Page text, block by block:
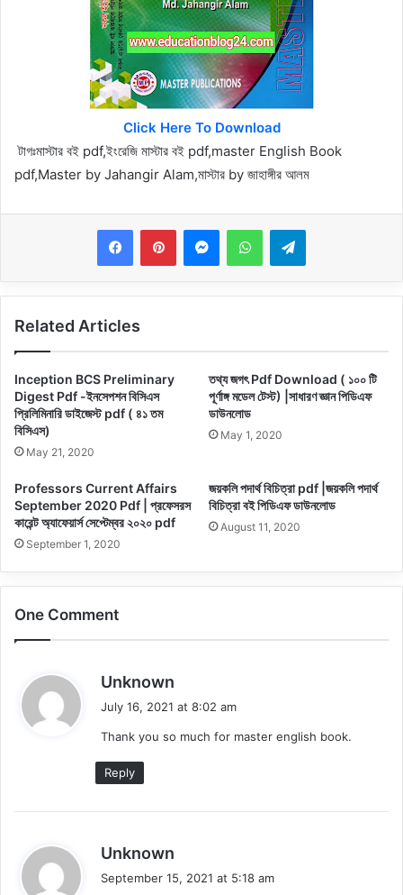
Click Here To Download
টাগঃমাস্টার বই pdf,ইংরেজি মাস্টার বই pdf,master English Book
pdf,Master by Jahangir Alam,মাস্টার by জাহাঙ্গীর আলম
MessengerWhatsAppTelegram
Related Articles
Inception BCS Preliminary
Digest Pdf -ইনসেপশন বিসিএস
প্রিলিমিনারি ডাইজেস্ট pdf ( ৪১ তম
বিসিএস)
May 21, 2020
তথ্য জগৎ Pdf Download ( ১০০ টি
পূর্ণাঙ্গ মডেল টেস্ট) |সাধারণ জ্ঞান পিডিএফ
ডাউনলোড
May 1, 2020
Professors Current Affairs
September 2020 Pdf | প্রফেসরস
কারেন্ট অ্যাফেয়ার্স সেপ্টেম্বর ২০২০ pdf
September 1, 2020
জয়কলি পদার্থ বিচিত্রা pdf |জয়কলি পদার্থ
বিচিত্রা বই পিডিএফ ডাউনলোড
August 11, 2020
One Comment
Unknown
s
July 16, 2021 at 8:02 am
Thank you so much for master english book.
Reply
Unknown
y
September 15, 2021 at 5:18 am